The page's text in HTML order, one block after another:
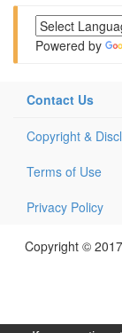
Powered by
Contact Us
Copyright &
Terms of Use
Privacy Policy
Copyright ©